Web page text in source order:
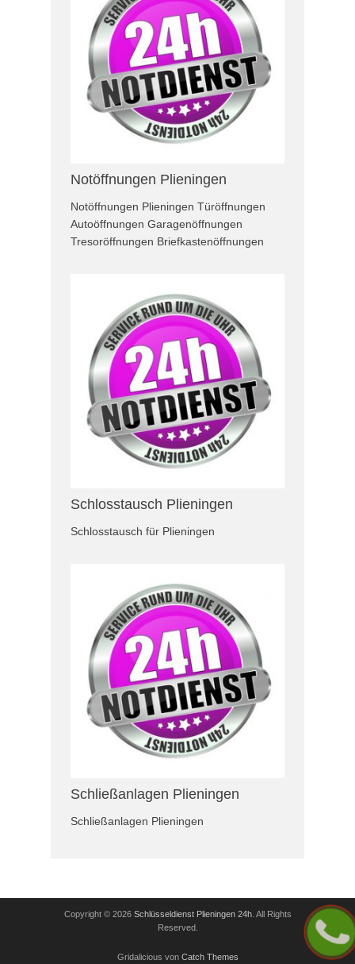
Notöffnungen Plieningen
Notöffnungen Plieningen Türöffnungen
Autoöffnungen Garagenöffnungen
Tresoröffnungen Briefkastenöffnungen
Schlosstausch Plieningen
Schlosstausch für Plieningen
Schließanlagen Plieningen
Schließanlagen Plieningen
Copyright © 2026 Schlüsseldienst Plieningen 24h. All Rights
Reserved.
Gridalicious von Catch Themes